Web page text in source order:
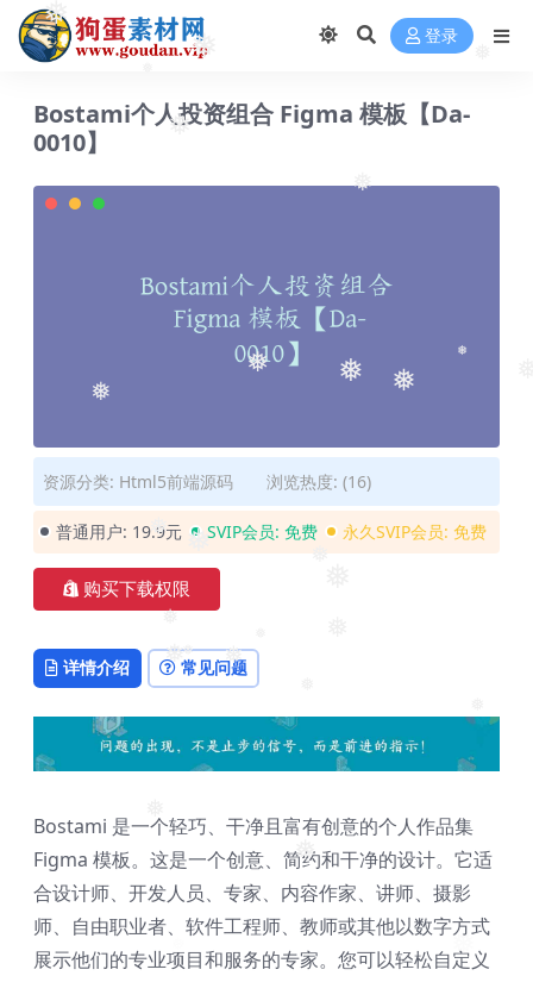
❅
❅
❅
❅
❅
❅ ❅
❅
❅
❅
❅
❅
❅
❅
❅
❅
❅
❅ 登录
Bostami个人投资组合 Figma 模板【Da-
0010】
资源分类: Html5前端源码 浏览热度: (16)
普通用户: 19.9元 SVIP会员: 免费 永久SVIP会员: 免费
购买下载权限
详情介绍 常见问题
Bostami 是一个轻巧、干净且富有创意的个人作品集
Figma 模板。这是一个创意、简约和干净的设计。它适
合设计师、开发人员、专家、内容作家、讲师、摄影
师、自由职业者、软件工程师、教师或其他以数字方式
展示他们的专业项目和服务的专家。您可以轻松自定义